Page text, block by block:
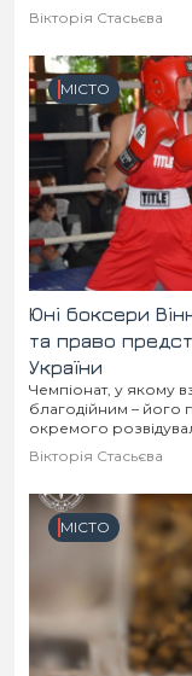
Вікторія Стасьєва
МІСТО
Юні боксери
та право
України
Чемпіонат, у якому
благодійним – його
окремого
Вікторія Стасьєва
МІСТО